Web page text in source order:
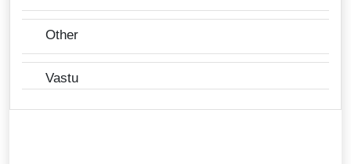
Other
Vastu